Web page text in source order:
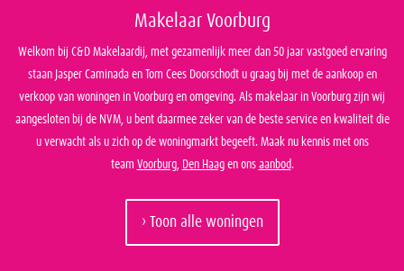
Makelaar Voorburg
Welkom bij C&D Makelaardij, met gezamenlijk meer dan 50 jaar vastgoed ervaring
staan Jasper Caminada en Tom Cees Doorschodt u graag bij met de aankoop en
verkoop van woningen in Voorburg en omgeving. Als makelaar in Voorburg zijn wij
aangesloten bij de NVM, u bent daarmee zeker van de beste service en kwaliteit die
u verwacht als u zich op de woningmarkt begeeft. Maak nu kennis met ons
team Voorburg, Den Haagen ons aanbod.
› Toon alle woningen